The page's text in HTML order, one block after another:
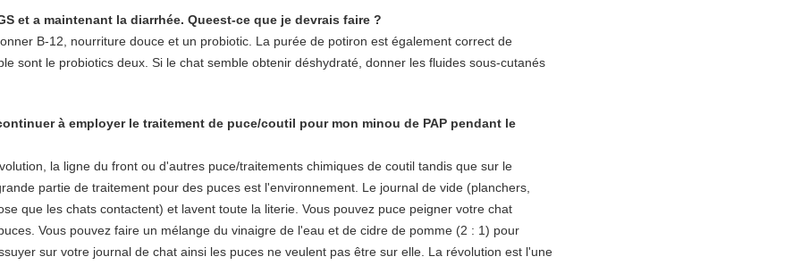
et a maintenant la diarrhée. Queest-ce que je devrais faire ?
B-12, nourriture douce et un probiotic. La purée de potiron est également correct de
sont le probiotics deux. Si le chat semble obtenir déshydraté, donner les fluides sous-cutanés
à employer le traitement de puce/coutil pour mon minou de PAP pendant le
la ligne du front ou d'autres puce/traitements chimiques de coutil tandis que sur le
partie de traitement pour des puces est l'environnement. Le journal de vide (planchers,
que les chats contactent) et lavent toute la literie. Vous pouvez puce peigner votre chat
Vous pouvez faire un mélange du vinaigre de l'eau et de cidre de pomme (2 : 1) pour
sur votre journal de chat ainsi les puces ne veulent pas être sur elle. La révolution est l'une